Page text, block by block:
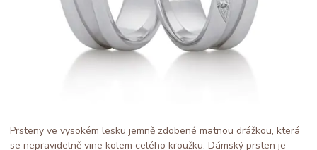
Prsteny ve vysokém lesku jemně zdobené matnou drážkou, která
se nepravidelně vine kolem celého kroužku. Dámský prsten je